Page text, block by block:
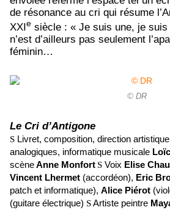
de résonance au cri qui résume
XXI e siècle : « Je suis une, je
n’est d’ailleurs pas seulement
féminin…
© DR
Le Cri d’Antigone
S Livret, composition, direction
analogiques, informatique musicale
scèneAnne Monfort S Voix Elise
Vincent Lhermet (accordéon), Eric
patch et informatique), Alice Piérot
(guitare électrique) SArtiste peintre